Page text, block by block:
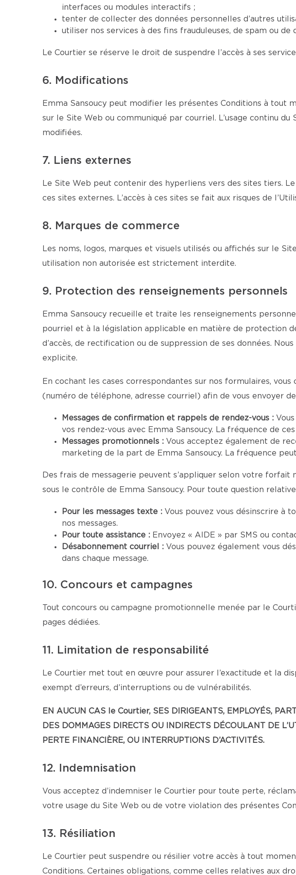
interfaces ou modules interactifs ;
tenter de collecter des données personnelles d’autres
utiliser nos services à des fins frauduleuses, de spam ou de
Le Courtier se réserve le droit de suspendre l’accès à ses
6. Modifications
Emma Sansoucy peut modifier les présentes Conditions à
sur le Site Web ou communiqué par courriel. L’usage continu
modifiées.
7. Liens externes
Le Site Web peut contenir des hyperliens vers des sites tiers.
ces sites externes. L’accès à ces sites se fait aux risques de
8. Marques de commerce
Les noms, logos, marques et visuels utilisés ou affichés sur le
utilisation non autorisée est strictement interdite.
9. Protection des renseignements personnels
Emma Sansoucy recueille et traite les renseignements
pourriel et à la législation applicable en matière de protection
d’accès, de rectification ou de suppression de ses données.
explicite.
En cochant les cases correspondantes sur nos formulaires,
(numéro de téléphone, adresse courriel) afin de vous envoyer
Messages de confirmation et rappels de rendez-vous :
vos rendez-vous avec Emma Sansoucy. La fréquence de
Messages promotionnels : Vous acceptez également de
marketing de la part de Emma Sansoucy. La fréquence
Des frais de messagerie peuvent s’appliquer selon votre
sous le contrôle de Emma Sansoucy. Pour toute question
Pour les messages texte : Vous pouvez vous désinscrire à
nos messages.
Pour toute assistance : Envoyez « AIDE » par SMS ou
Désabonnement courriel : Vous pouvez également vous
dans chaque message.
10. Concours et campagnes
Tout concours ou campagne promotionnelle menée par le
pages dédiées.
11. Limitation de responsabilité
Le Courtier met tout en œuvre pour assurer l’exactitude et la
exempt d’erreurs, d’interruptions ou de vulnérabilités.
EN AUCUN CAS le Courtier, SES DIRIGEANTS, EMPLOYÉS,
DES DOMMAGES DIRECTS OU INDIRECTS DÉCOULANT DE
PERTE FINANCIÈRE, OU INTERRUPTIONS D’ACTIVITÉS.
12. Indemnisation
Vous acceptez d’indemniser le Courtier pour toute perte,
votre usage du Site Web ou de votre violation des présentes
13. Résiliation
Le Courtier peut suspendre ou résilier votre accès à tout
Conditions. Certaines obligations, comme celles relatives aux